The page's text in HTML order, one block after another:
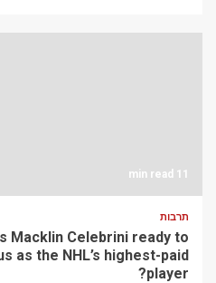
11 min read
תרבות
Macklin Celebrini ready to
as the NHL’s highest-paid
player?